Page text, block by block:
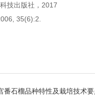
技出版社，2017
35(6):2.
石榴品种特性及栽培技术